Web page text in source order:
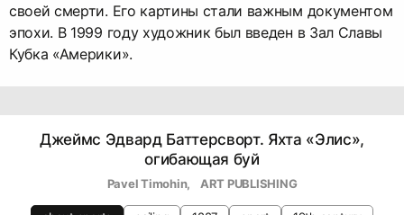
своей смерти. Его картины стали важным документом
эпохи. В 1999 году художник был введен в Зал Славы
Кубка «Америки».
Джеймс Эдвард Баттерсворт. Яхта «Элис»,
огибающая буй
Pavel Timohin,
   ART PUBLISHING